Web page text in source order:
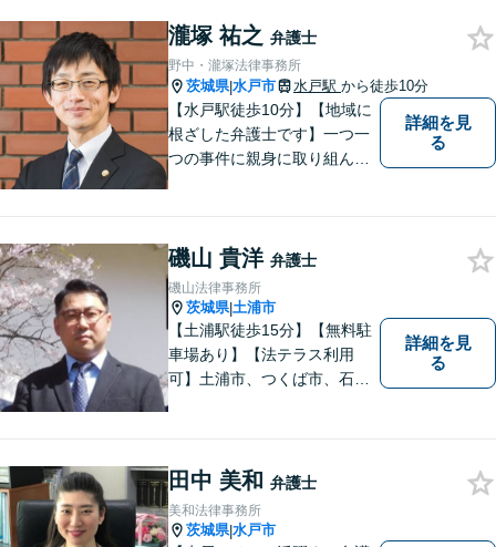
実・迅速・丁寧な事件処理を
心掛けています。
瀧塚 祐之 弁護士
野中・瀧塚法律事務所
茨城県|水戸市 水戸駅 から徒歩10分
【水戸駅徒歩10分】【地域に
根ざした弁護士です】一つ一
つの事件に親身に取り組んで
把握した上で、正当な権利を
守るために丁寧な対応を致し
ます。
詳細を見
る
磯山 貴洋 弁護士
磯山法律事務所
茨城県|土浦市
【土浦駅徒歩15分】【無料駐
車場あり】【法テラス利用
可】土浦市、つくば市、石岡
す。
詳細を見
る
田中 美和 弁護士
美和法律事務所
茨城県|水戸市